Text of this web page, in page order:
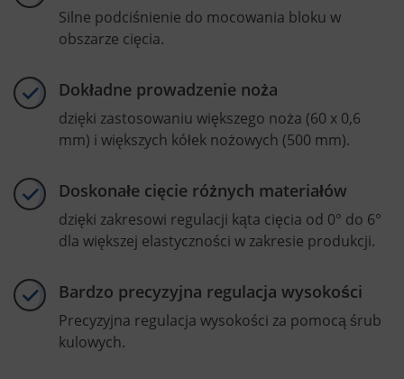
Silne podciśnienie do mocowania bloku w
obszarze cięcia.
Dokładne prowadzenie noża
dzięki zastosowaniu większego noża (60 x 0,6
mm) i większych kółek nożowych (500 mm).
Doskonałe cięcie różnych materiałów
dzięki zakresowi regulacji kąta cięcia od 0° do 6°
dla większej elastyczności w zakresie produkcji.
Bardzo precyzyjna regulacja wysokości
Precyzyjna regulacja wysokości za pomocą śrub
kulowych.